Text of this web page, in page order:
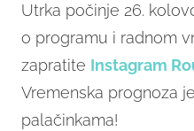
Utrka počinje 26.
o programu i radnom
zapratite Instagram
Vremenska prognoza
palačinkama!